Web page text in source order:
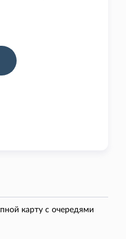
карту с очередями